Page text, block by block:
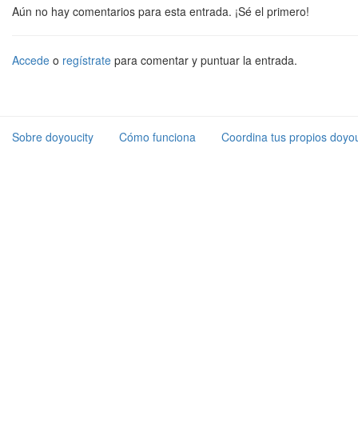
Aún no hay comentarios para esta entrada. ¡Sé el primero!
Accede o regístrate para comentar y puntuar la entrada.
Sobre doyoucity Cómo funciona Coordina tus propios